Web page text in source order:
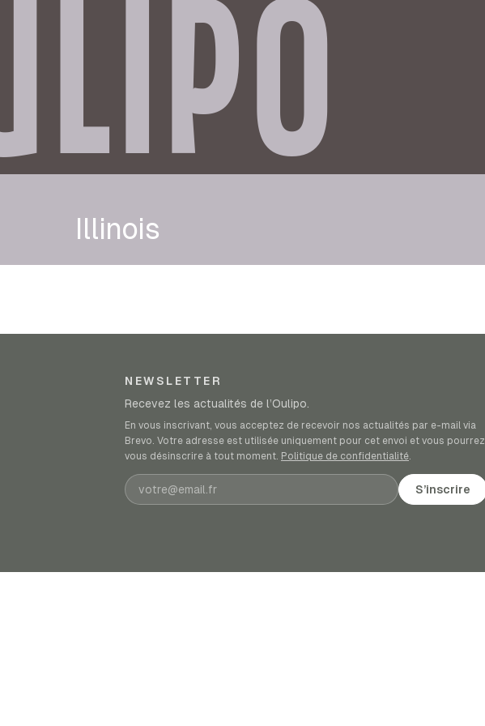
Illinois
NEWSLETTER
Recevez les actualités de l’Oulipo.
En vous inscrivant, vous acceptez de recevoir nos actualités par e-mail via
Brevo. Votre adresse est utilisée uniquement pour cet envoi et vous pourrez
vous désinscrire à tout moment. Politique de confidentialité.
Adresse e-mail S’inscrire